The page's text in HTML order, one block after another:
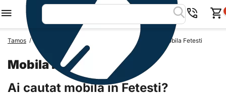
Tamos / Mobila Romania Mobila Judetul Ialomita Mobila Fetesti
Mobila Fetesti
Ai cautat mobila in Fetesti?